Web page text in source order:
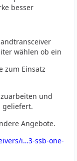
besser
wählen ob ein
zum Einsatz
und
geliefert.
Angebote.
i…3-ssb-one-